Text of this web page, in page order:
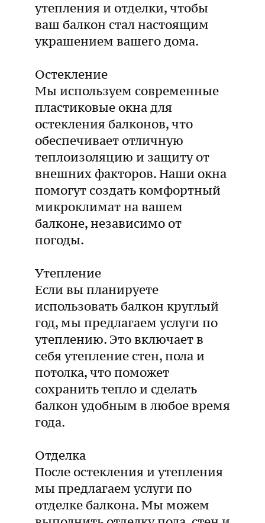
утепления и отделки, чтобы
ваш балкон стал настоящим
украшением вашего дома.
Остекление
Мы используем современные
пластиковые окна для
остекления балконов, что
обеспечивает отличную
теплоизоляцию и защиту от
внешних факторов. Наши окна
помогут создать комфортный
микроклимат на вашем
балконе, независимо от
погоды.
Утепление
Если вы планируете
использовать балкон круглый
год, мы предлагаем услуги по
утеплению. Это включает в
себя утепление стен, пола и
потолка, что поможет
сохранить тепло и сделать
балкон удобным в любое время
года.
Отделка
После остекления и утепления
мы предлагаем услуги по
отделке балкона. Мы можем